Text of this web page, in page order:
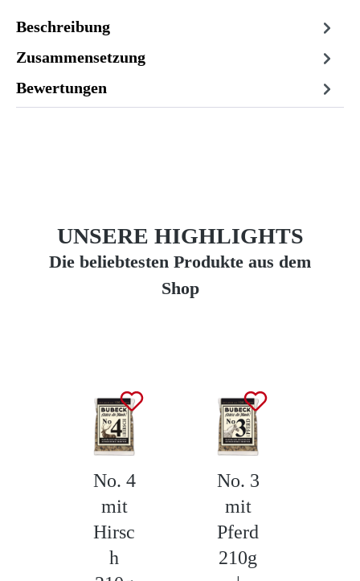
Beschreibung
Zusammensetzung
Bewertungen
UNSERE HIGHLIGHTS
Die beliebtesten Produkte aus dem
Shop
No. 4
mit
Hirsc
h
No. 3
mit
Pferd
210g